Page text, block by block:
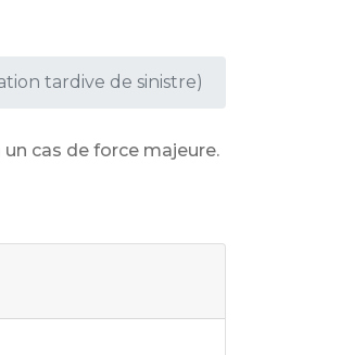
tardive de sinistre)
cas de force majeure.